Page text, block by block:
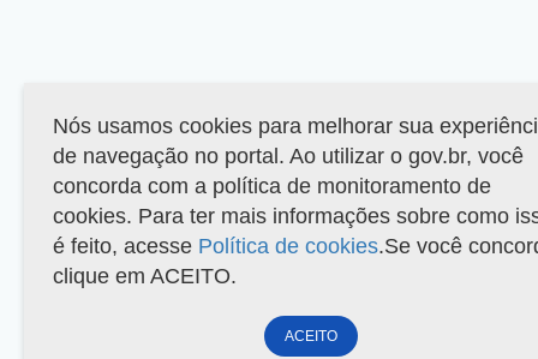
Nós usamos cookies para melhorar sua
de navegação no portal. Ao utilizar o gov.br, você
concorda com a política de monitoramento de
cookies. Para ter mais informações sobre como
é feito, acesse Política de cookies.Se você
clique em ACEITO.
ACEITO